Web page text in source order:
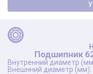
Подшипник